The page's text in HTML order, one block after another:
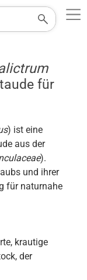
für
) ist eine
aus der
).
und ihrer
für naturnahe
krautige
der